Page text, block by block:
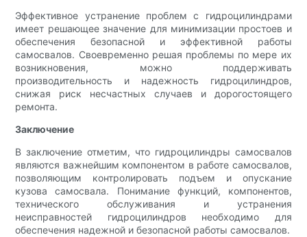
Эффективное устранение проблем с гидроцилиндрами
имеет решающее значение для минимизации простоев и
обеспечения безопасной и эффективной работы
самосвалов. Своевременно решая проблемы по мере их
возникновения, можно поддерживать
производительность и надежность гидроцилиндров,
снижая риск несчастных случаев и дорогостоящего
ремонта.
Заключение
В заключение отметим, что гидроцилиндры самосвалов
являются важнейшим компонентом в работе самосвалов,
позволяющим контролировать подъем и опускание
кузова самосвала. Понимание функций, компонентов,
технического обслуживания и устранения
неисправностей гидроцилиндров необходимо для
обеспечения надежной и безопасной работы самосвалов.